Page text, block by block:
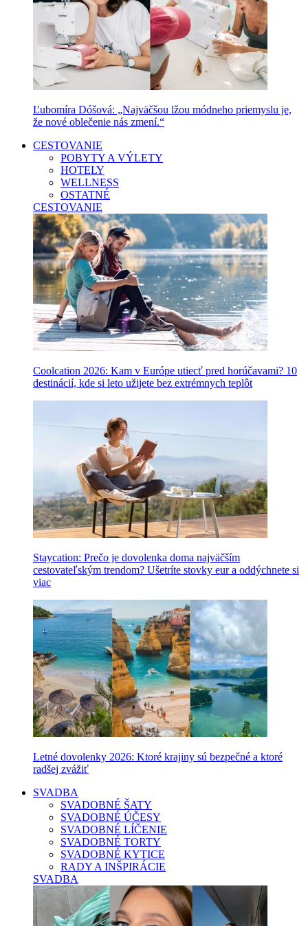
Ľubomíra Dóšová: „Najväčšou lžou módneho priemyslu je,
že nové oblečenie nás zmení.“
CESTOVANIE
POBYTY A VÝLETY
HOTELY
WELLNESS
OSTATNÉ
CESTOVANIE
Coolcation 2026: Kam v Európe utiecť pred horúčavami? 10
destinácií, kde si leto užijete bez extrémnych teplôt
Staycation: Prečo je dovolenka doma najväčším
cestovateľským trendom? Ušetríte stovky eur a oddýchnete si
viac
Letné dovolenky 2026: Ktoré krajiny sú bezpečné a ktoré
radšej zvážiť
SVADBA
SVADOBNÉ ŠATY
SVADOBNÉ ÚČESY
SVADOBNÉ LÍČENIE
SVADOBNÉ TORTY
SVADOBNÉ KYTICE
RADY A INŠPIRÁCIE
SVADBA